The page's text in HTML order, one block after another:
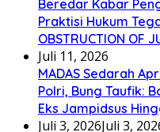
Beredar Kabar
Praktisi Hukum
OBSTRUCTION OF
Juli 11, 2026
MADAS Sedarah
Polri, Bung Taufik:
Eks Jampidsus
Juli 3, 2026Juli 3,